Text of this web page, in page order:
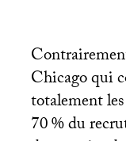
Chicago qui
totalement
70% du